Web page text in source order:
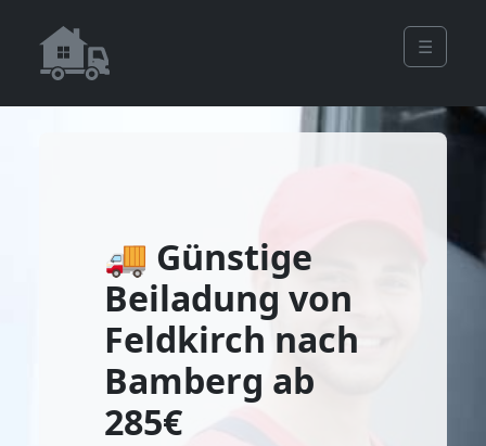
☰
🚚 Günstige
Beiladung von
Feldkirch nach
Bamberg ab
285€